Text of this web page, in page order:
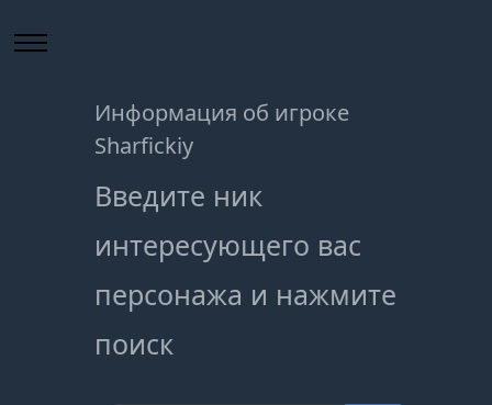
Информация об игроке
Sharfickiy
Введите ник
интересующего вас
персонажа и нажмите
поиск